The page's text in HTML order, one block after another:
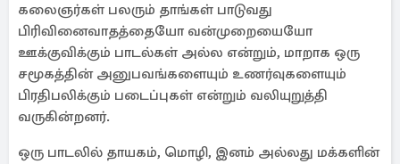
கலைஞர்கள் பலரும் தாங்கள் பாடுவது
பிரிவினைவாதத்தையோ வன்முறையையோ
ஊக்குவிக்கும் பாடல்கள் அல்ல என்றும், மாறாக ஒரு
சமூகத்தின் அனுபவங்களையும் உணர்வுகளையும்
பிரதிபலிக்கும் படைப்புகள் என்றும் வலியுறுத்தி
வருகின்றனர்.
ஒரு பாடலில் தாயகம், மொழி, இனம் அல்லது மக்களின்